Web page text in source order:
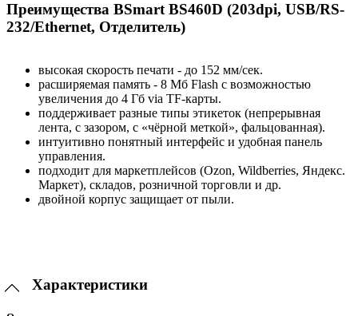
Преимущества BSmart BS460D (203dpi, USB/RS-
232/Ethernet, Отделитель)
высокая скорость печати - до 152 мм/сек.
расширяемая память - 8 Мб Flash с возможностью
увеличения до 4 Гб via TF‑карты.
поддерживает разные типы этикеток (непрерывная
лента, с зазором, с «чёрной меткой», фальцованная).
интуитивно понятный интерфейс и удобная панель
управления.
подходит для маркетплейсов (Ozon, Wildberries, Яндекс.
Маркет), складов, розничной торговли и др.
двойной корпус защищает от пыли.
Характеристики